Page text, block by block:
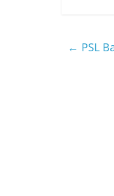
← PSL